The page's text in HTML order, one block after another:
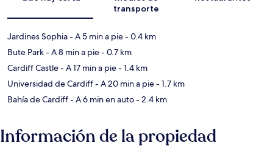
transporte
Jardines Sophia- A 5 min a pie- 0.4 km
Bute Park- A 8 min a pie- 0.7 km
Cardiff Castle- A 17 min a pie- 1.4 km
Universidad de Cardiff- A 20 min a pie- 1.7 km
Bahía de Cardiff- A 6 min en auto- 2.4 km
Información de la propiedad